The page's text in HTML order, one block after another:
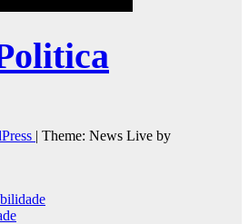
| Theme: News Live by